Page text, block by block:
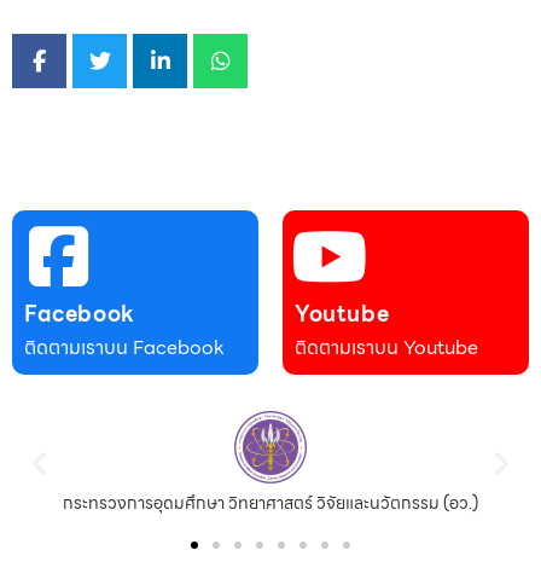
Facebook
ติดตามเราบน Facebook
Youtube
ติดตามเราบน Youtube
กระทรวงการอุดมศึกษา วิทยาศาสตร์ วิจัยและนวัตกรรม (อว.)